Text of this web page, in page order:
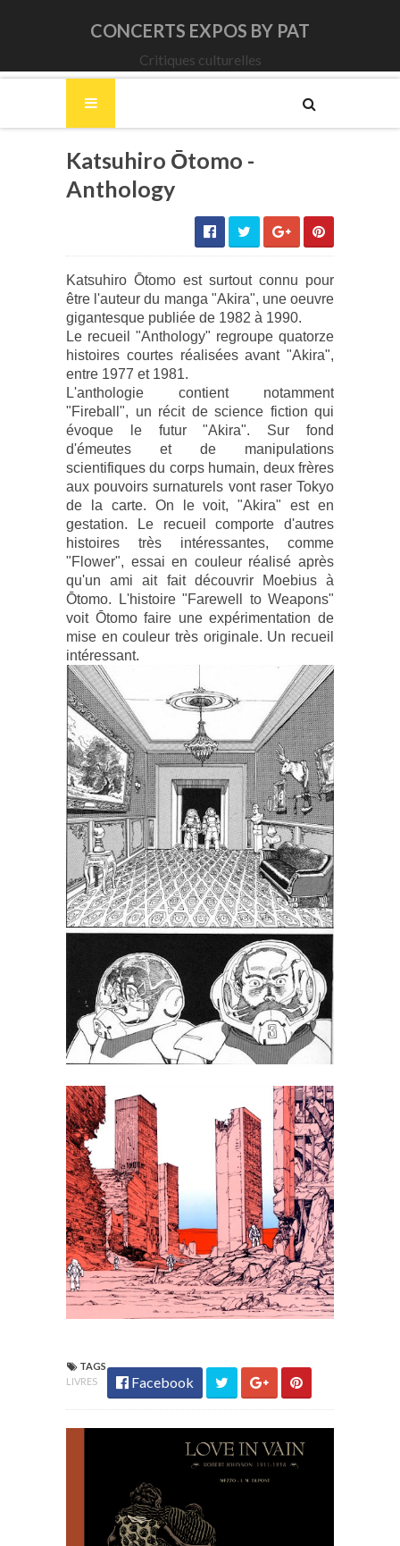
CONCERTS EXPOS BY PAT
Critiques culturelles
Katsuhiro Ōtomo -
Anthology
Katsuhiro Ōtomo est surtout connu pour
être l'auteur du manga "Akira", une oeuvre
gigantesque publiée de 1982 à 1990.
Le recueil "Anthology" regroupe quatorze
histoires courtes réalisées avant "Akira",
entre 1977 et 1981.
L'anthologie contient notamment
"Fireball", un récit de science fiction qui
évoque le futur "Akira". Sur fond
d'émeutes et de manipulations
scientifiques du corps humain, deux frères
aux pouvoirs surnaturels vont raser Tokyo
de la carte. On le voit, "Akira" est en
gestation. Le recueil comporte d'autres
histoires très intéressantes, comme
"Flower", essai en couleur réalisé après
qu'un ami ait fait découvrir Moebius à
Ōtomo. L'histoire "Farewell to Weapons"
voit Ōtomo faire une expérimentation de
mise en couleur très originale. Un recueil
intéressant.
TAGS
LIVRES
Facebook